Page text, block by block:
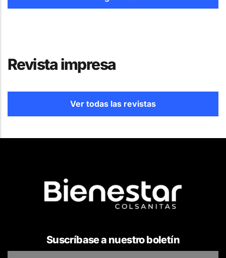
Revista impresa
Ver todas las revistas
Suscríbase a nuestro boletín